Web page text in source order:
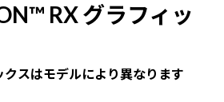
RX グラフィッ
スはモデルにより異なります